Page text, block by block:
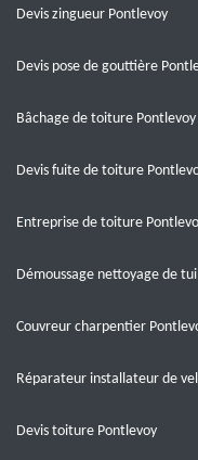
Devis zingueur Pontlevoy
Devis pose de gouttière
Bâchage de toiture Pontlevoy
Devis fuite de toiture
Entreprise de toiture
Démoussage nettoyage de
Couvreur charpentier
Réparateur installateur de
Devis toiture Pontlevoy